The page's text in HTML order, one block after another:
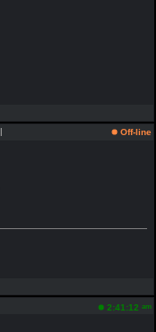
Off-line
2:41:12 am